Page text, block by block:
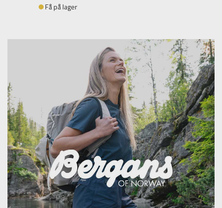
Få på lager